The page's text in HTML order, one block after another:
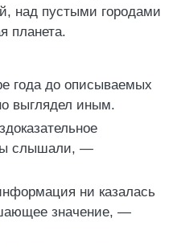
над пустыми городами
планета.
года до описываемых
выглядел иным.
слышали, —
ни казалась
значение, —